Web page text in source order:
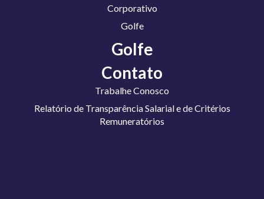
Corporativo
Golfe
Golfe
Contato
Trabalhe Conosco
Relatório de Transparência Salarial e de Critérios
Remuneratórios